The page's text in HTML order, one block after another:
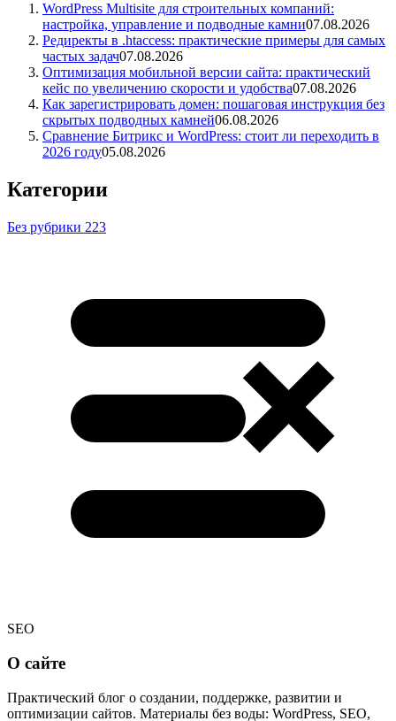
WordPress Multisite для строительных компаний:
настройка, управление и подводные камни07.08.2026
Редиректы в .htaccess: практические примеры для самых
частых задач07.08.2026
Оптимизация мобильной версии сайта: практический
кейс по увеличению скорости и удобства07.08.2026
Как зарегистрировать домен: пошаговая инструкция без
скрытых подводных камней06.08.2026
Сравнение Битрикс и WordPress: стоит ли переходить в
2026 году05.08.2026
Категории
Без рубрики 223
SEO
О сайте
Практический блог о создании, поддержке, развитии и
оптимизации сайтов. Материалы без воды: WordPress, SEO,